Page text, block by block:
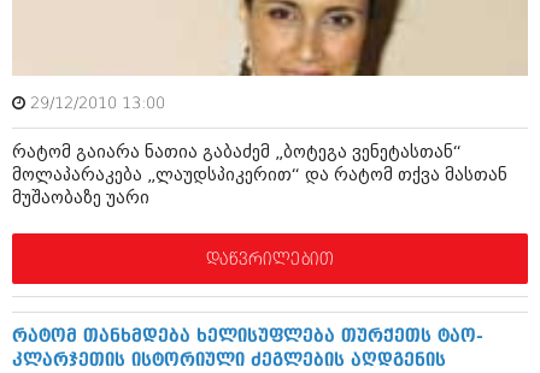
დეკემბერი 2013 (365)
ოქტომბერი 2013 (256)
აგვისტო 2013 (89)
ივლისი 2013 (182)
ივნისი 2013 (212)
მაისი 2013 (259)
აპრილი 2013 (304)
თებერვალი 2013 (204)
დეკემბერი 2012 (98)
ოქტომბერი 2012 (350)
29/12/2010 13:00
რატომ გაიარა ნათია გაბაძემ „ბოტეგა ვენეტასთან“
მოლაპარაკება „ლაუდსპიკერით“ და რატომ თქვა მასთან
მუშაობაზე უარი
დაწვრილებით
რატომ თანხმდება ხელისუფლება თურქეთს ტაო-
კლარჯეთის ისტორიული ძეგლების აღდგენის